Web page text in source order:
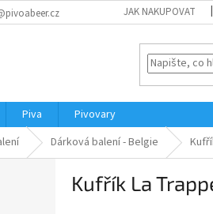
JAK NAKUPOVAT
Piva
Pivovary
Dárková balení - Belgie
Kufřík La